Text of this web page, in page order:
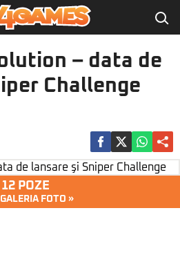
– data de
Challenge
12 POZE
FOTO »